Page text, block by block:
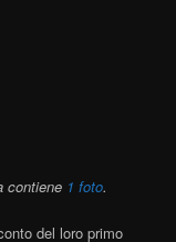
contiene 1 foto.
del loro primo